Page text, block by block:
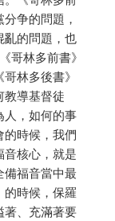
争的問題，
亂的問題，也
哥林多前書》
林多後書》
教導基督徒
人，如何的事
的時候，我們
音核心，就是
備福音當中最
的時候，保羅
著、充滿著要